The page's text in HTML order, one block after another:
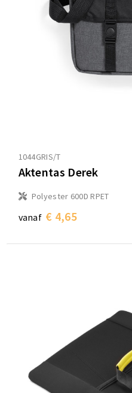
1044GRIS/T
Aktentas Derek
Polyester 600D RPET
vanaf € 4,65